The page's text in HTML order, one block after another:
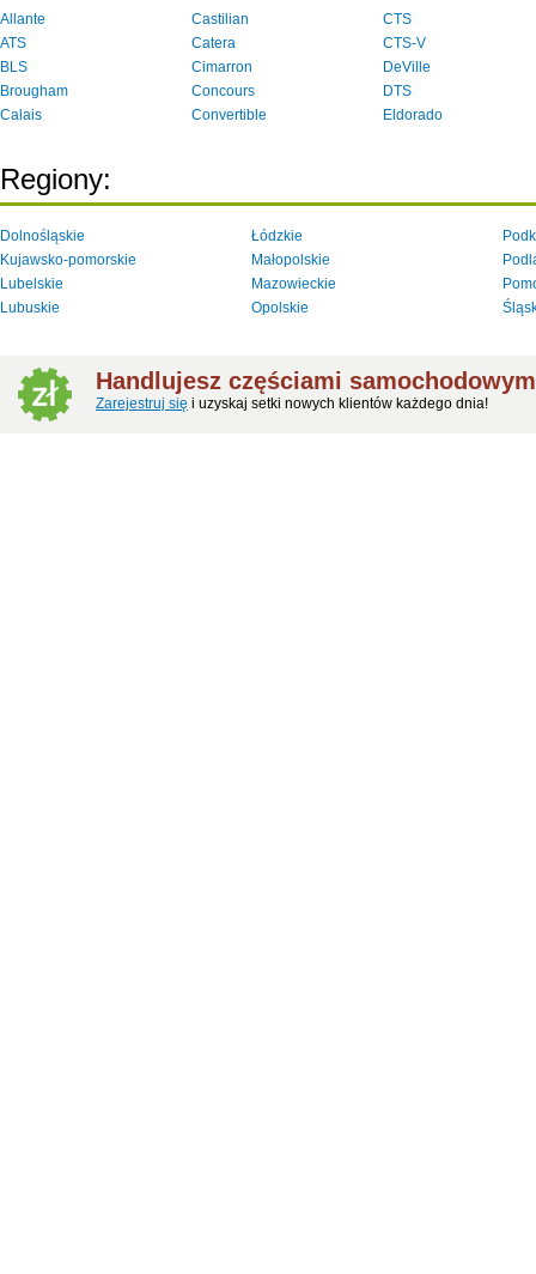
Allante
ATS
BLS
Brougham
Calais
Castilian
Catera
Cimarron
Concours
Convertible
CTS
CTS-V
DeVille
DTS
Eldorado
Regiony:
Dolnośląskie
Kujawsko-pomorskie
Lubelskie
Lubuskie
Łódzkie
Małopolskie
Mazowieckie
Opolskie
Handlujesz częściami
Zarejestruj się i uzyskaj setki nowych klientów każdego dnia!